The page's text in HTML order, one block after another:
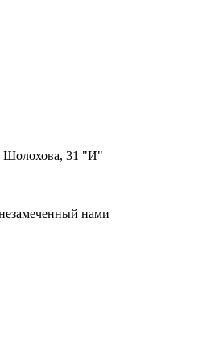
Шолохова, 31 "И"
нами